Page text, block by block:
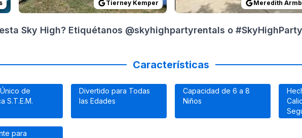
Tierney Kemper Meredith
Sky High? Etiquétanos @skyhighpartyrentals o
Características
de
S.T.E.M.
Divertido para Todas
las Edades
Capacidad de 6 a 8
Niños
para